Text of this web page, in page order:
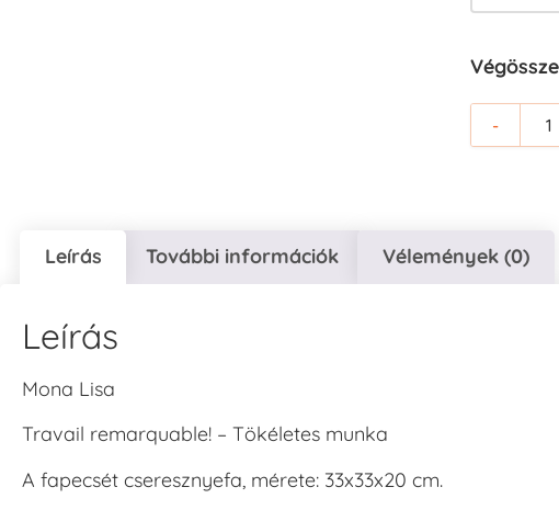
-
Leírás További információk Vélemények (0)
Leírás
Mona Lisa
Travail remarquable! – Tökéletes munka
A fapecsét cseresznyefa, mérete: 33x33x20 cm.